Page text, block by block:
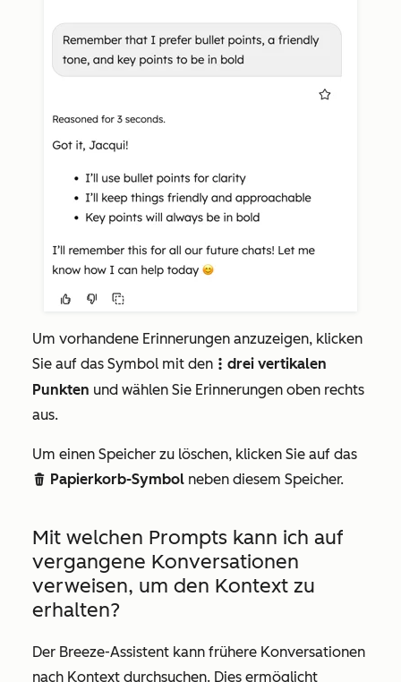
Um vorhandene Erinnerungen anzuzeigen, klicken
Sie auf das Symbol mit den verticalMenut drei vertikalen
Punkten und wählen Sie Erinnerungen oben rechts
aus.
Um einen Speicher zu löschen, klicken Sie auf das
delete Papierkorb-Symbol neben diesem Speicher.
Mit welchen Prompts kann ich auf
vergangene Konversationen
verweisen, um den Kontext zu
erhalten?
Der Breeze-Assistent kann frühere Konversationen
nach Kontext durchsuchen. Dies ermöglicht